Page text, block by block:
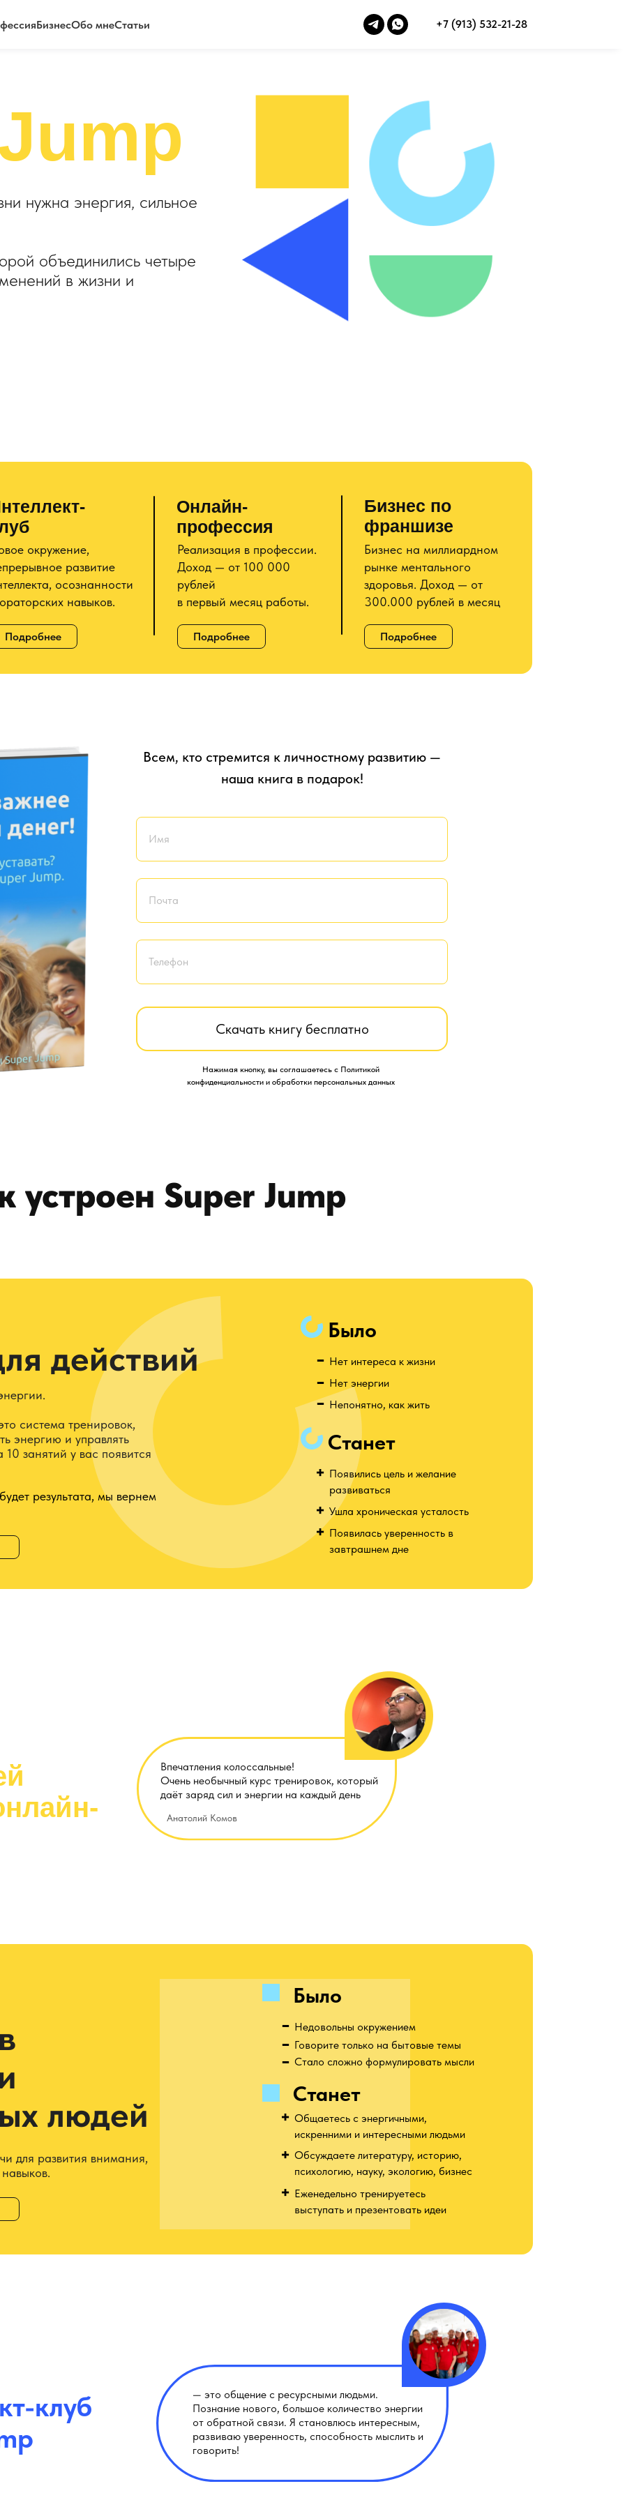
БизнесОбо мнеСтатьи +7 (913) 532-21-28
нужна энергия, сильное
объединились четыре
в жизни и
Онлайн-
профессия
Бизнес по
франшизе
окружение,
развитие
осознанности
навыков.
Реализация в профессии.
Доход — от 100 000
рублей
в первый месяц работы.
Бизнес на миллиардном
рынке ментального
здоровья. Доход — от
300.000 рублей в месяц
Подробнее Подробнее
Подробнее
Скачать книгу бесплатно
Всем, кто стремится к личностному развитию —
наша книга в подарок!
Нажимая кнопку, вы соглашаетесь с Политикой
конфиденциальности и обработки персональных данных
устроен Super Jump
действий
система тренировок,
энергию и управлять
занятий у вас появится
Было
Нет интереса к жизни
Появились цель и желание
развиваться
Нет энергии
Ушла хроническая усталость
Непонятно, как жить
Появилась уверенность в
завтрашнем дне
Станет
результата, мы вернем
Впечатления колоссальные!
Очень необычный курс тренировок, который
даёт заряд сил и энергии на каждый день
Анатолий Комов
людей
для развития внимания,
Было
Недовольны окружением
Общаетесь с энергичными,
искренними и интересными людьми
Говорите только на бытовые темы
Обсуждаете литературу, историю,
психологию, науку, экологию, бизнес
Стало сложно формулировать мысли
Еженедельно тренируетесь
выступать и презентовать идеи
Станет
клуб
— это общение с ресурсными людьми.
Познание нового, большое количество энергии
от обратной связи. Я становлюсь интересным,
развиваю уверенность, способность мыслить и
говорить!